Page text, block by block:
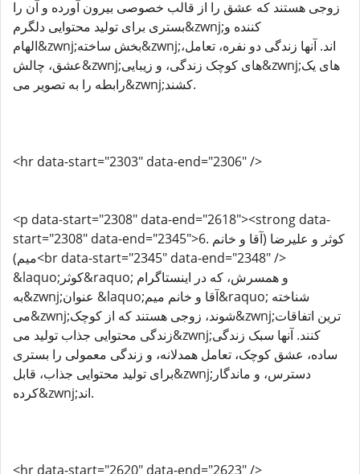
زوجی هستند که عشق را از قالب خصوصی بیرون آورده و آن را
بستری برای تولید محتوایی دلگرم&zwnj;کننده و
الهام&zwnj;بخش ساخته&zwnj;اند. آنها زندگی دو نفره، تعامل،
عشق، چالش&zwnj;های کوچک زندگی، و زیبایی&zwnj;های یک
رابطه را به تصویر می&zwnj;کشند.
<hr data-start="2303" data-end="2306" />
<p data-start="2308" data-end="2618"><strong data-
start="2308" data-end="2345">6. کوثر و علیرضا (آقا و خانم
میم)<br data-start="2345" data-end="2348" />
&laquo;کوثر&raquo; و همسرش، که در اینستاگرام
به&zwnj;عنوان &laquo;آقا و خانم میم&raquo; شناخته
می&zwnj;شوند، زوجی هستند که از کوچک&zwnj;ترین اتفاقات
زندگی محتوایی جذاب تولید می&zwnj;کنند. آنها سبک زندگی
ساده، عشق کوچک، تعامل همدلانه، و زندگی معمولی را بستری
برای تولید محتوایی جذاب، قابل&zwnj;دسترس، و ماندگار
کرده&zwnj;اند.
<hr data-start="2620" data-end="2623" />